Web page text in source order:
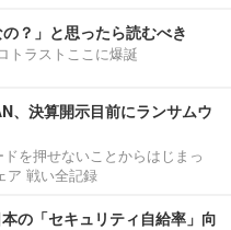
？」と思ったら読むべき
トラストここに爆誕
、決算開示目前にランサムウ
を押せないことからはじまっ
ア 戦い全記録
の「セキュリティ自給率」向